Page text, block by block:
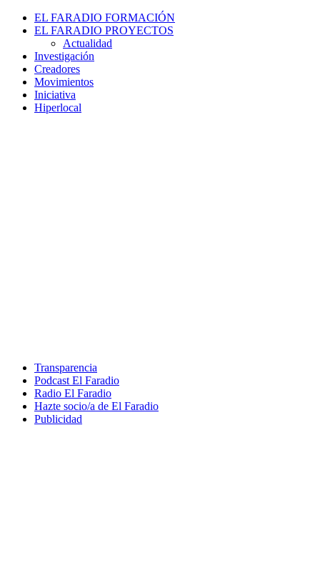
EL FARADIO FORMACIÓN
EL FARADIO PROYECTOS
Actualidad
Investigación
Creadores
Movimientos
Iniciativa
Hiperlocal
Transparencia
Podcast El Faradio
Radio El Faradio
Hazte socio/a de El Faradio
Publicidad